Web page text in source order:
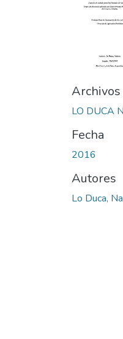
Archivos
LO DUCA
Fecha
2016
Autores
Lo Duca,